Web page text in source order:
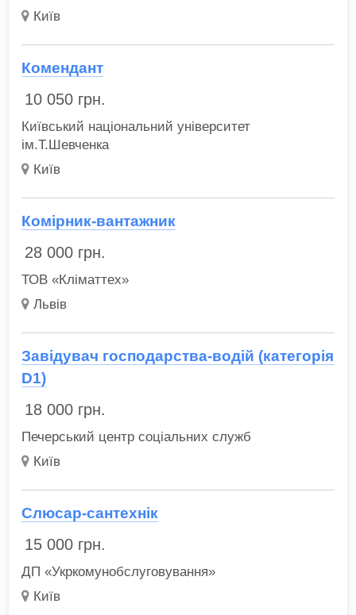
Київ
Комендант
10 050 грн.
Київський національний університет
ім.Т.Шевченка
Київ
Комірник-вантажник
28 000 грн.
ТОВ «Кліматтех»
Львів
Завідувач господарства-водій (категорія
D1)
18 000 грн.
Печерський центр соціальних служб
Київ
Слюсар-сантехнік
15 000 грн.
ДП «Укркомунобслуговування»
Київ